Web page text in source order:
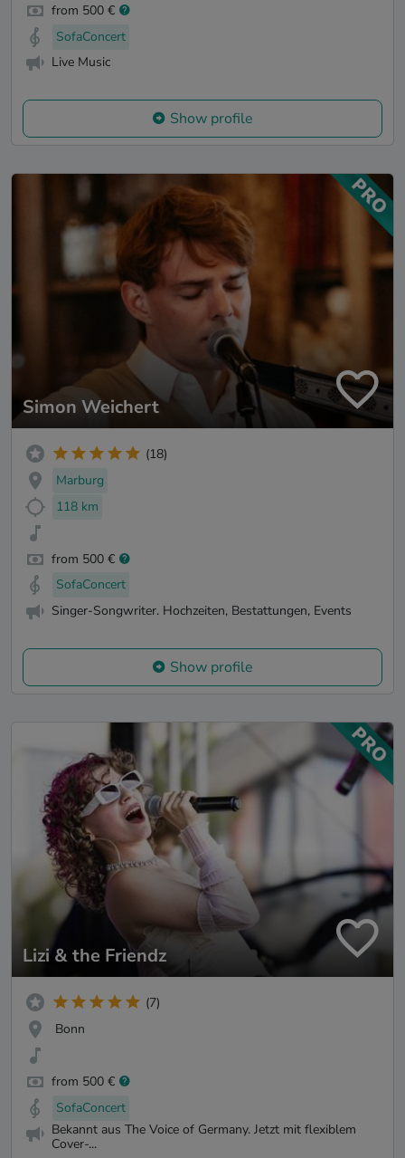
from 500 €
SofaConcert
Live Music
Show profile
Simon Weichert
(18)
Marburg
118 km
from 500 €
SofaConcert
Singer-Songwriter. Hochzeiten, Bestattungen, Events
Show profile
Lizi & the Friendz
(7)
Bonn
from 500 €
SofaConcert
Bekannt aus The Voice of Germany. Jetzt mit flexiblem
Cover-...